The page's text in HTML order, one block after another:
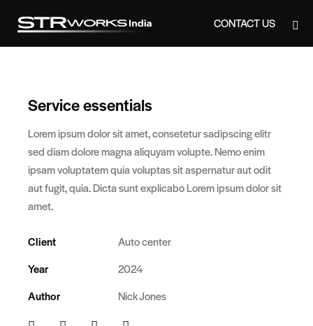
CONTACT US
Service essentials
Lorem ipsum dolor sit amet, consetetur sadipscing elitr
sed diam dolore magna aliquyam volupte. Nemo enim
ipsam voluptatem quia voluptas sit aspernatur aut odit
aut fugit, quia. Dicta sunt explicabo Lorem ipsum dolor sit
amet.
Client
Auto center
Year
2024
Author
Nick Jones